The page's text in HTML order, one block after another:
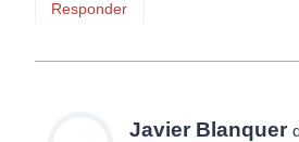
Responder
Javier Blanquer